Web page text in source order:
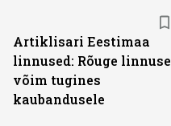
Artiklisari Eestimaa
linnused: Rõuge linnuse
võim tugines
kaubandusele